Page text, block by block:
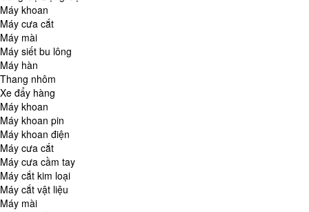
Máy khoan
Máy cưa cắt
Máy mài
Máy siết bu lông
Máy hàn
Thang nhôm
Xe đẩy hàng
Máy khoan
Máy khoan pin
Máy khoan điện
Máy cưa cắt
Máy cưa cầm tay
Máy cắt kim loại
Máy cắt vật liệu
Máy mài